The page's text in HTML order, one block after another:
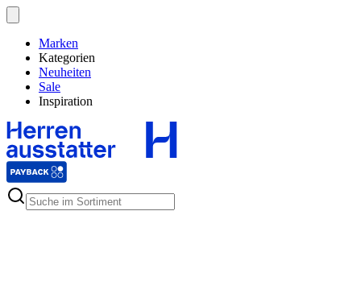
Marken
Kategorien
Neuheiten
Sale
Inspiration